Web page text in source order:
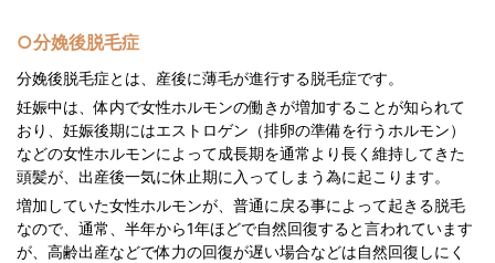
○分娩後脱毛症
分娩後脱毛症とは、産後に薄毛が進行する脱毛症です。
妊娠中は、体内で女性ホルモンの働きが増加することが知られて
おり、妊娠後期にはエストロゲン（排卵の準備を行うホルモン）
などの女性ホルモンによって成長期を通常より長く維持してきた
頭髪が、出産後一気に休止期に入ってしまう為に起こります。
増加していた女性ホルモンが、普通に戻る事によって起きる脱毛
なので、通常、半年から1年ほどで自然回復すると言われています
が、高齢出産などで体力の回復が遅い場合などは自然回復しにく